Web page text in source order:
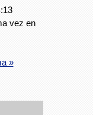
vez en
»